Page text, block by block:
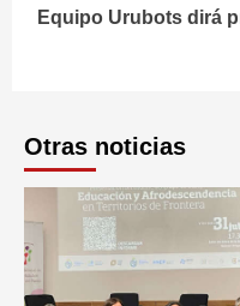
Equipo Urubots dirá
Otras noticias